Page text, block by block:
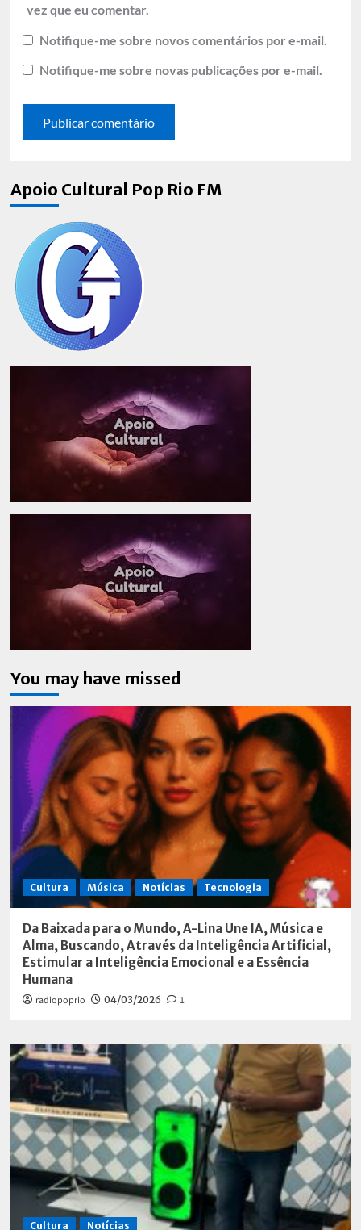
vez que eu comentar.
Notifique-me sobre novos comentários por e-mail.
Notifique-me sobre novas publicações por e-mail.
Apoio Cultural Pop Rio FM
You may have missed
Cultura Música Notícias Tecnologia
Da Baixada para o Mundo, A-Lina Une IA, Música e
Alma, Buscando, Através da Inteligência Artificial,
Estimular a Inteligência Emocional e a Essência
Humana
radiopoprio 04/03/2026 1
Cultura Notícias